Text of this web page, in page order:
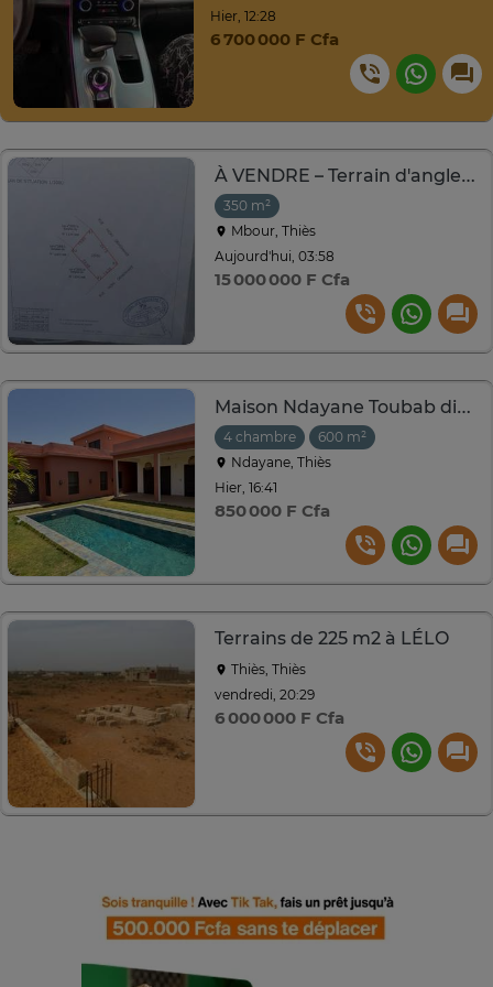
Hier, 12:28
6 700 000 F Cfa
À VENDRE – Terrain d'angle de 350 m² à Mbour Sonatel
350 m²
Mbour, Thiès
Aujourd'hui, 03:58
15 000 000 F Cfa
Maison Ndayane Toubab dialaw
4 chambre
600 m²
Ndayane, Thiès
Hier, 16:41
850 000 F Cfa
Terrains de 225 m2 à LÉLO
Thiès, Thiès
vendredi, 20:29
6 000 000 F Cfa